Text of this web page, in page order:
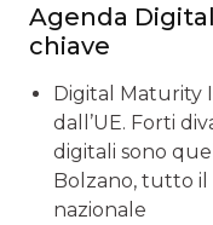
Agenda
chiave
Digital Maturity
dall’UE. Forti
digitali sono
Bolzano, tutto il
nazionale